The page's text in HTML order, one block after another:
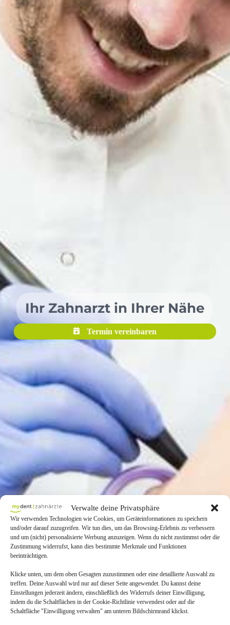
Verwalte deine Privatsphäre
Wir verwenden Technologien wie Cookies, um Geräteinformationen zu speichern
und/oder darauf zuzugreifen. Wir tun dies, um das Browsing-Erlebnis zu verbessern
und um (nicht) personalisierte Werbung anzuzeigen. Wenn du nicht zustimmst oder die
Zustimmung widerrufst, kann dies bestimmte Merkmale und Funktionen
beeinträchtigen.
Klicke unten, um dem oben Gesagten zuzustimmen oder eine detaillierte Auswahl zu
treffen. Deine Auswahl wird nur auf dieser Seite angewendet. Du kannst deine
Einstellungen jederzeit ändern, einschließlich des Widerrufs deiner Einwilligung,
indem du die Schaltflächen in der Cookie-Richtlinie verwendest oder auf die
Schaltfläche "Einwilligung verwalten" am unteren Bildschirmrand klickst.
Ihr Zahnarzt in Ihrer Nähe
Termin vereinbaren